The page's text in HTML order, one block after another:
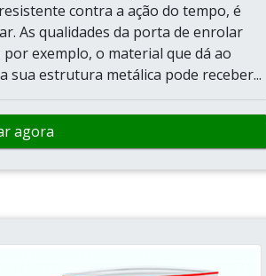
contra a ação do tempo, é
As qualidades da porta de enrolar
exemplo, o material que dá ao
sua estrutura metálica pode receber...
agora